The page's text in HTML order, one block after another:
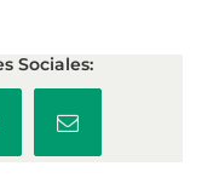
Sociales:
Correo
electrónico